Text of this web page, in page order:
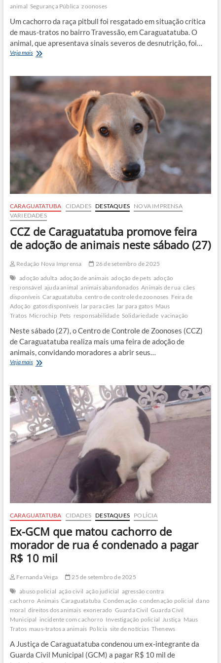
animal Segurança Pública zoonoses
Um cachorro da raça pitbull foi resgatado em situação crítica
de maus-tratos no bairro Travessão, em Caraguatatuba. O
animal, que apresentava sinais severos de desnutrição, foi…
Veja maisPitbull
de
maus-
tratos
CARAGUATATUBA CIDADES DESTAQUES
NOVA IMPRENSA
VARIEDADES
CCZ de Caraguatatuba promove feira
de adoção de animais neste sábado (27)
Redação Nova Imprensa
26 de setembro de 2025
adoção adulta adoção de animais adoção de pets adoção
responsável ajuda animal animais abandonados Animais de rua cães
disponíveis Caraguatatuba centro de controle de zoonoses Feira de
Adoção gatos disponíveis lar para cães lar para gatos Maus
Tratos Microchip Pets responsabilidade Solidariedade vacinação
Neste sábado (27), o Centro de Controle de Zoonoses (CCZ)
de Caraguatatuba realiza mais uma feira de adoção de
animais, convidando moradores a abrir seus…
Veja maisCCZ
promove
feira
de
adoção
de
animais
neste
CARAGUATATUBA CIDADES DESTAQUES POLÍCIA
Ex-GCM que matou cachorro de
morador de rua é condenado a pagar
R$ 10 mil
Fernanda Veiga
25 de setembro de 2025
abuso policial ação civil ação judicial agressão contra
cachorro Animais Caraguatatuba Condenação condenação policial dano
moral direitos dos animais exonerado Guarda Civil Guarda Civil
Municipal incidente com cachorro Investigação policial Justiça Maus
Tratos maus-tratos a animais Polícia site de notícias Thenews
A Justiça de Caraguatatuba condenou um ex-integrante da
Guarda Civil Municipal (GCM) a pagar R$ 10 mil de